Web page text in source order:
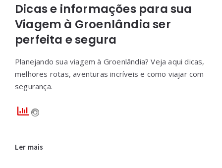
Dicas e informações para sua
Viagem à Groenlândia ser
perfeita e segura
Planejando sua viagem à Groenlândia? Veja aqui dicas,
melhores rotas, aventuras incríveis e como viajar com
segurança.
Ler mais